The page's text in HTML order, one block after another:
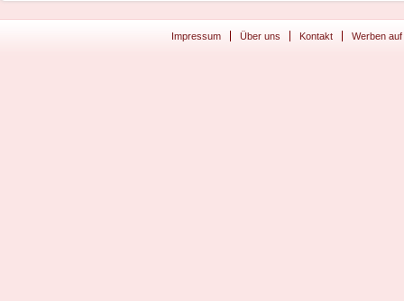
Impressum Über uns Kontakt Werben